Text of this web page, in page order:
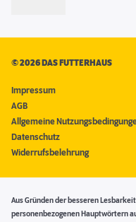
©2026 DAS FUTTERHAUS
Impressum
AGB
Allgemeine
Datenschutz
Widerrufsbelehrung
Aus Gründen der besseren
personenbezogenen Hauptwörtern